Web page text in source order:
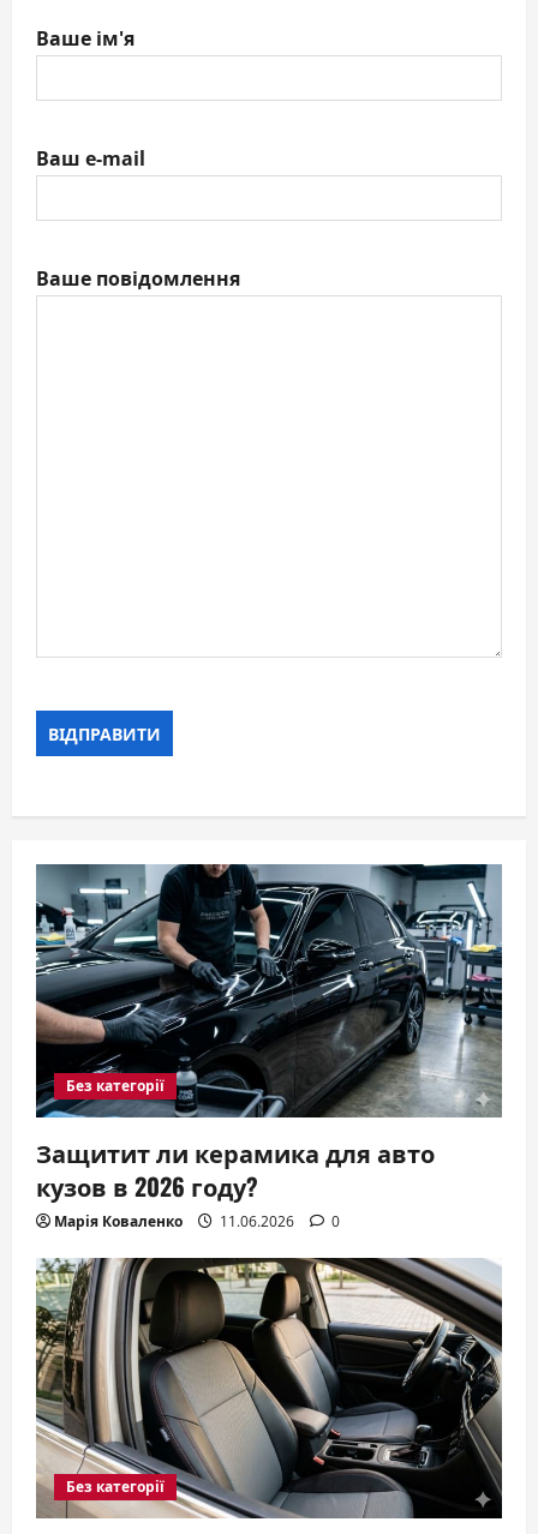
Ваше ім'я
Ваш e-mail
Ваше повідомлення
Без категорії
Защитит ли керамика для авто
кузов в 2026 году?
Марія Коваленко 11.06.2026 0
Без категорії